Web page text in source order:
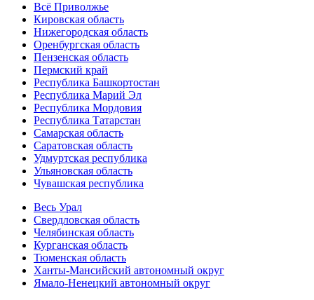
Всё Приволжье
Кировская область
Нижегородская область
Оренбургская область
Пензенская область
Пермский край
Республика Башкортостан
Республика Марий Эл
Республика Мордовия
Республика Татарстан
Самарская область
Саратовская область
Удмуртская республика
Ульяновская область
Чувашская республика
Весь Урал
Свердловская область
Челябинская область
Курганская область
Тюменская область
Ханты-Мансийский автономный округ
Ямало-Ненецкий автономный округ